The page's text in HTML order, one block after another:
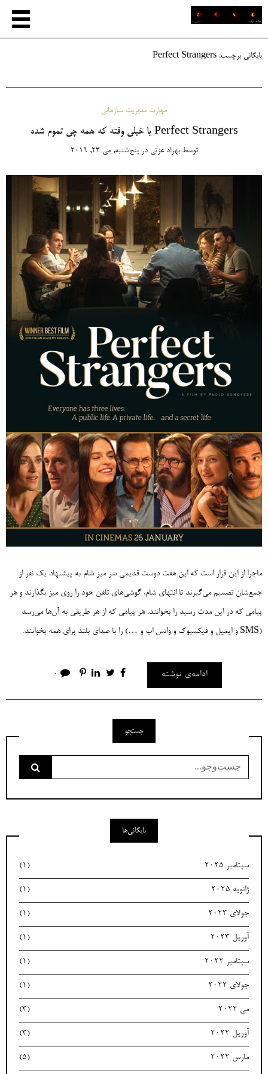
بایگانی برچسب: Perfect Strangers
مهارت مدیریت سازمانی
Perfect Strangers یا خیلی وقته که همه چی تموم شده
توسطبهزاد عزتی درپنج‌شنبه, می 23, 2019
ماجرا از این قرار است که این هفت دوست قدیمی سر میز شام به پیشنهاد یک نفر از
جمع‌شان تصمیم می‌گیرند تا انتهای شام، گوشی‌های تلفن خود را روی میز بگذارند و هر
پیامی که در این مدت رسید را بخوانند. هر پیامی که از هر طریقی به آن‌ها می‌رسد
(SMS و ایمیل و فیکسبوک و واتس اپ و …) را با صدای بلند برای همه بخوانند.
ادامه‌ی نوشته 0
جستجو
برای:
بایگانی‌ها
سپتامبر 2025 (1)
ژانویه 2025 (1)
جولای 2023 (1)
آوریل 2023 (1)
سپتامبر 2022 (1)
جولای 2022 (1)
می 2022 (3)
آوریل 2022 (3)
مارس 2022 (5)